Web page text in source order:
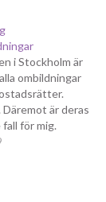
i Stockholm är
ombildningar
är deras
för mig.
i striden på